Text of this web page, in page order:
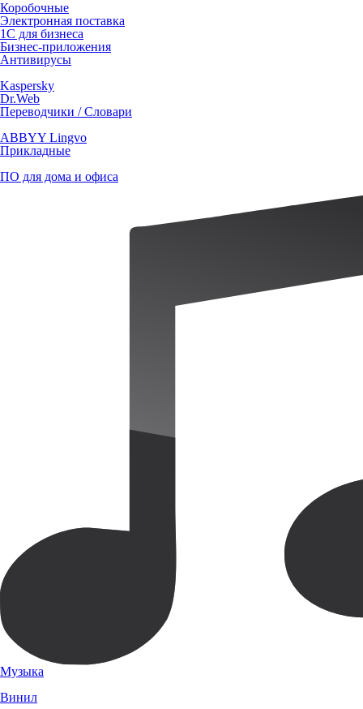
Коробочные
Электронная поставка
1С для бизнеса
Бизнес-приложения
Антивирусы
Kaspersky
Dr.Web
Переводчики / Словари
ABBYY Lingvo
Прикладные
ПО для дома и офиса
Музыка
Винил